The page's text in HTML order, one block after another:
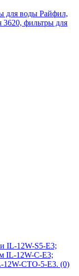
для воды Райфил,
3620, фильтры для
IL-12W-S5-E3;
IL-12W-C-E3;
12W-CTO-5-E3. (0)